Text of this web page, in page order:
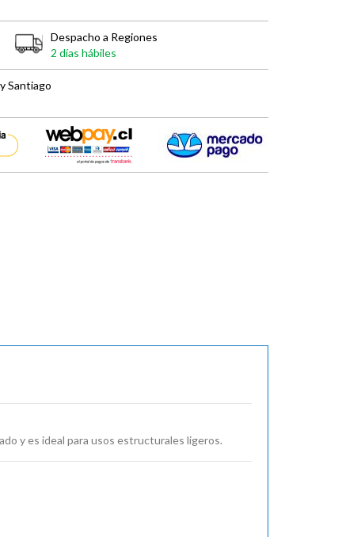
Despacho a Regiones
2 días hábiles
Santiago
y es ideal para usos estructurales ligeros.